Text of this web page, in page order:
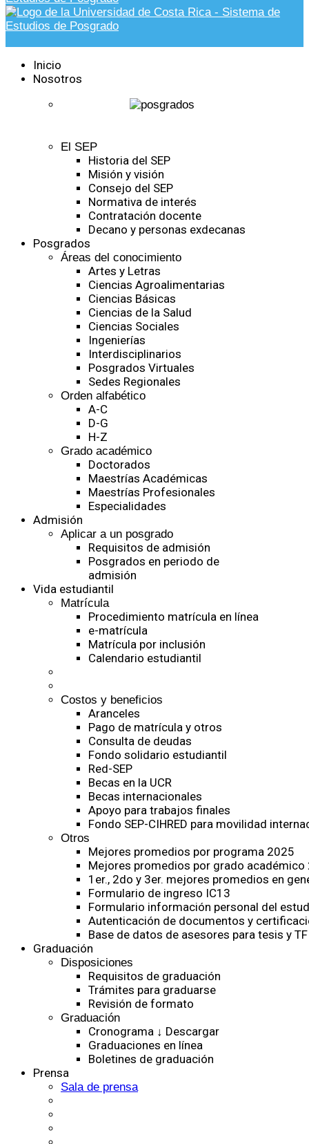
Inicio
Nosotros
El SEP
Historia del SEP
Misión y visión
Consejo del SEP
Normativa de interés
Contratación docente
Decano y personas exdecanas
Posgrados
Áreas del conocimiento
Artes y Letras
Ciencias Agroalimentarias
Ciencias Básicas
Ciencias de la Salud
Ciencias Sociales
Ingenierías
Interdisciplinarios
Posgrados Virtuales
Sedes Regionales
Orden alfabético
A-C
D-G
H-Z
Grado académico
Doctorados
Maestrías Académicas
Maestrías Profesionales
Especialidades
Admisión
Aplicar a un posgrado
Requisitos de admisión
Posgrados en periodo de
admisión
Vida estudiantil
Matrícula
Procedimiento matrícula en línea
e-matrícula
Matrícula por inclusión
Calendario estudiantil
Costos y beneficios
Aranceles
Pago de matrícula y otros
Consulta de deudas
Fondo solidario estudiantil
Red-SEP
Becas en la UCR
Becas internacionales
Apoyo para trabajos finales
Fondo SEP-CIHRED para movilidad
Otros
Mejores promedios por programa 2025
Mejores promedios por grado académico
1er., 2do y 3er. mejores promedios en
Formulario de ingreso IC13
Formulario información personal del
Autenticación de documentos y
Base de datos de asesores para tesis y
Graduación
Disposiciones
Requisitos de graduación
Trámites para graduarse
Revisión de formato
Graduación
Cronograma ↓ Descargar
Graduaciones en línea
Boletines de graduación
Prensa
Sala de prensa